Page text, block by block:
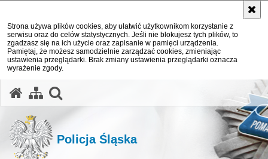
Strona używa plików cookies, aby ułatwić użytkownikom korzystanie z
serwisu oraz do celów statystycznych. Jeśli nie blokujesz tych plików, to
zgadzasz się na ich użycie oraz zapisanie w pamięci urządzenia.
Pamiętaj, że możesz samodzielnie zarządzać cookies, zmieniając
ustawienia przeglądarki. Brak zmiany ustawienia przeglądarki oznacza
wyrażenie zgody.
Policja Śląska